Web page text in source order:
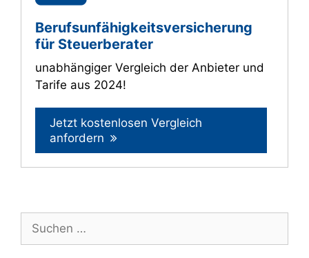
Berufs­unfähig­keitsversicherung
für Steuerberater
unabhängiger Vergleich der Anbieter und
Tarife aus 2024!
Jetzt kostenlosen Vergleich
anfordern
Suche
nach: